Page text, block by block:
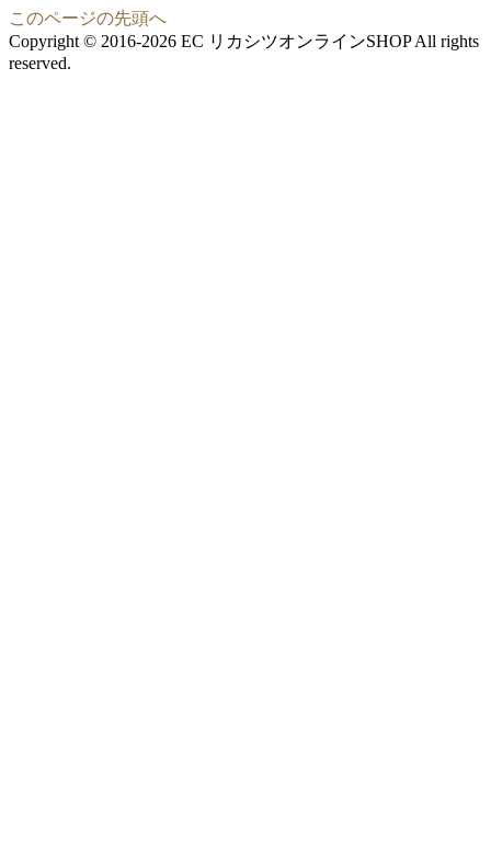
このページの先頭へ
Copyright © 2016-2026 EC リカシツオンラインSHOP All rights
reserved.